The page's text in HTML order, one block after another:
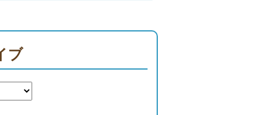
ブ